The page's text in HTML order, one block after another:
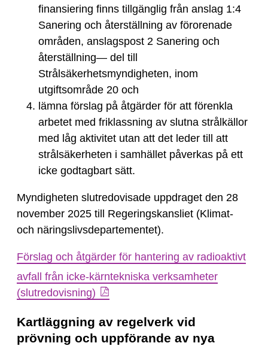
finansiering finns tillgänglig från anslag 1:4
Sanering och återställning av förorenade
områden, anslagspost 2 Sanering och
återställning— del till
Strålsäkerhetsmyndigheten, inom
utgiftsområde 20 och
lämna förslag på åtgärder för att förenkla
arbetet med friklassning av slutna strålkällor
med låg aktivitet utan att det leder till att
strålsäkerheten i samhället påverkas på ett
icke godtagbart sätt.
Myndigheten slutredovisade uppdraget den 28
november 2025 till Regeringskansliet (Klimat-
och näringslivsdepartementet).
Förslag och åtgärder för hantering av radioaktivt
avfall från icke-kärntekniska verksamheter
(slutredovisning)
Kartläggning av regelverk vid
prövning och uppförande av nya